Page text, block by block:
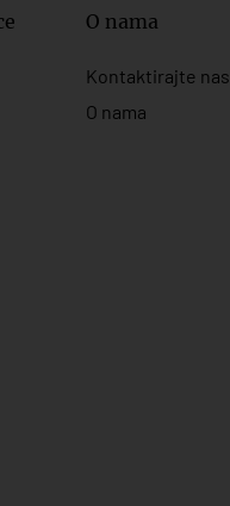
O nama
Kontaktirajte nas
O nama